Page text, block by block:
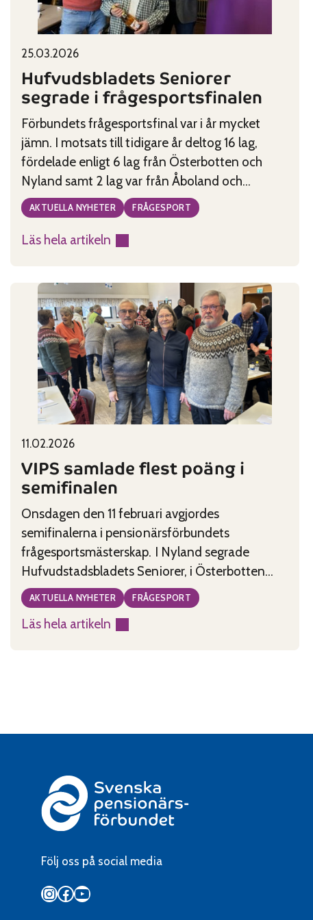
Published on:
25.03.2026
Hufvudsbladets Seniorer
segrade i frågesportsfinalen
Förbundets frågesportsfinal var i år mycket
jämn. I motsats till tidigare år deltog 16 lag,
fördelade enligt 6 lag från Österbotten och
Nyland samt 2 lag var från Åboland och
Åland.Vinnare blev Hufvudstadsbladets
Seniorer från Helsingfors med Nils-Erik Friis,
Christina Juthas och Henrik Stenbäck. De
Categories:
AKTUELLA NYHETER FRÅGESPORT
Läs hela artikeln
:
Seniorer
segrade
frågesportsfinalen
Published on:
11.02.2026
VIPS samlade flest poäng i
semifinalen
Onsdagen den 11 februari avgjordes
semifinalerna i pensionärsförbundets
frågesportsmästerskap. I Nyland segrade
Hufvudstadsbladets Seniorer, i Österbotten
VIPS och i Åboland Pensionärsföreningen i Iniö.
Categories:
AKTUELLA NYHETER FRÅGESPORT
Läs hela artikeln
:
Följ oss på social media
Instagram
Facebook
YouTube